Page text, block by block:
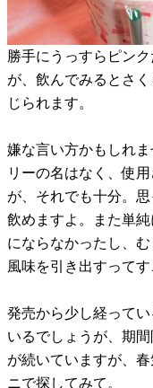
勝手にうっすらピン
が、飲んでみるとさ
じられます。
嫌な言い方かもしれ
リーの名はなく、使
が、それでも十分。
飲めますよ。また単
にならなかったし、
風味を引き出すってす
発売から少し経って
いるでしょうが、期
が続いていますが、
ニで探してみて。